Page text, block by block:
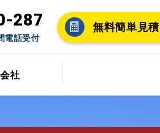
287
電話受付
無料簡単見積
社